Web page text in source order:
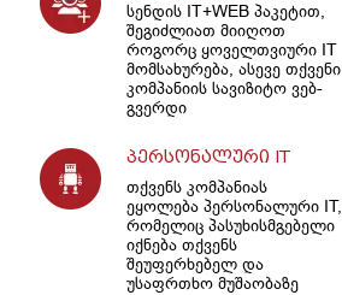
სენდის IT+WEB პაკეტით,
შეგიძლიათ მიიღოთ
როგორც ყოველთვიური IT
მომსახურება, ასევე თქვენი
კომპანიის სავიზიტო ვებ-
გვერდი
პერსონალური IT
თქვენს კომპანიას
ეყოლება პერსონალური IT,
რომელიც პასუხისმგებელი
იქნება თქვენს
შეუფერხებელ და
უსაფრთხო მუშაობაზე